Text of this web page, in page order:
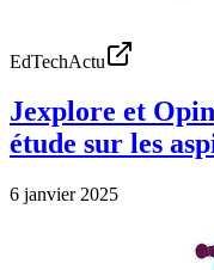
EdTechActu
Jexplore et
étude sur les
6 janvier 2025